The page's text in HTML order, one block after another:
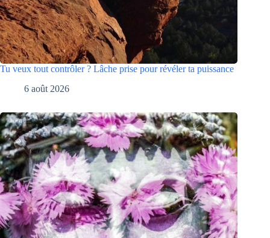
Tu veux tout contrôler ? Lâche prise pour révéler ta puissance
6 août 2026